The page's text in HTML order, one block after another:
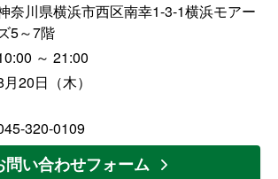
奈川県横浜市西区南幸1-3-1横浜モアー
5～7階
～ 21:00
月20日（木）
320-0109
問い合わせフォーム